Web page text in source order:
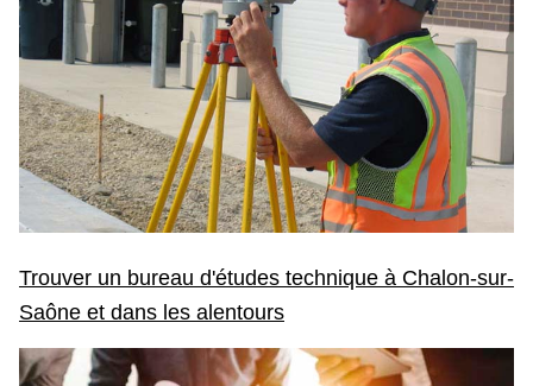
Trouver un bureau d'études technique à Chalon-sur-
Saône et dans les alentours